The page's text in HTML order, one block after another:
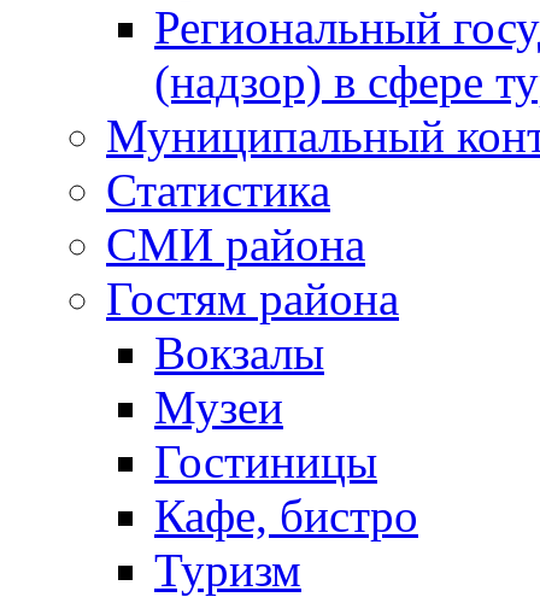
Региональный
(надзор) в сфере
Муниципальный
Статистика
СМИ района
Гостям района
Вокзалы
Музеи
Гостиницы
Кафе, бистро
Туризм